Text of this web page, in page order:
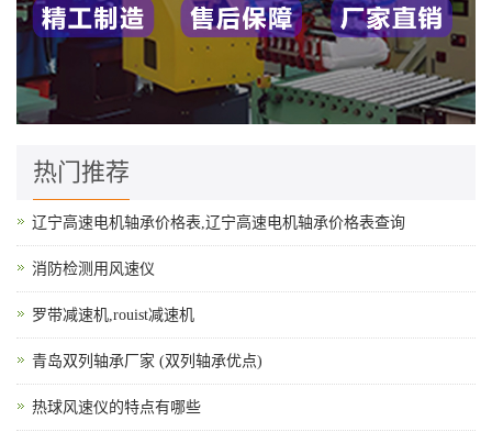
热门推荐
辽宁高速电机轴承价格表,辽宁高速电机轴承价格表查询
消防检测用风速仪
罗带减速机,rouist减速机
青岛双列轴承厂家 (双列轴承优点)
热球风速仪的特点有哪些